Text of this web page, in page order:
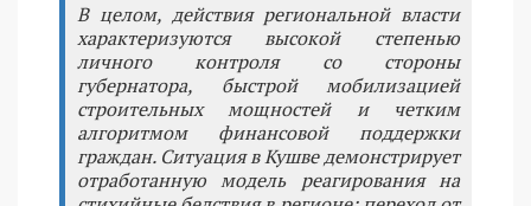
В целом, действия региональной власти
характеризуются высокой степенью
личного контроля со стороны
губернатора, быстрой мобилизацией
строительных мощностей и четким
алгоритмом финансовой поддержки
граждан. Ситуация в Кушве демонстрирует
отработанную модель реагирования на